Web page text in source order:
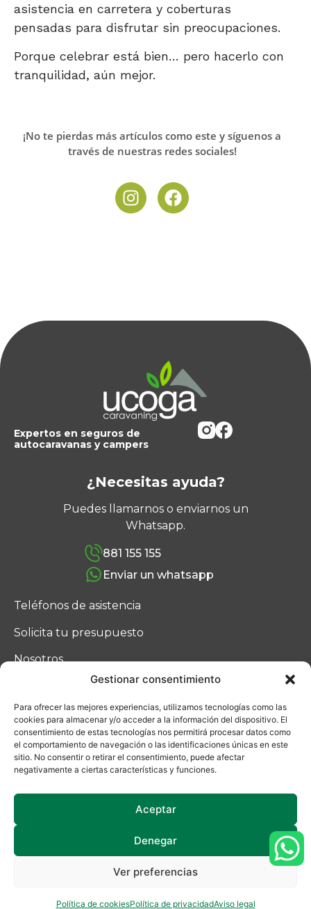
Gestionar consentimiento
Para ofrecer las mejores experiencias, utilizamos tecnologías como las
cookies para almacenar y/o acceder a la información del dispositivo. El
consentimiento de estas tecnologías nos permitirá procesar datos como
el comportamiento de navegación o las identificaciones únicas en este
sitio. No consentir o retirar el consentimiento, puede afectar
negativamente a ciertas características y funciones.
Aceptar
Denegar
Ver preferencias
Política de cookiesPolítica de privacidadAviso legal
asistencia en carretera y coberturas
pensadas para disfrutar sin preocupaciones.
Porque celebrar está bien… pero hacerlo con
tranquilidad, aún mejor.
¡No te pierdas más artículos como este y síguenos a
través de nuestras redes sociales!
¿Necesitas ayuda?
Expertos en seguros de
autocaravanas y campers
¿Necesitas ayuda?
Puedes llamarnos o enviarnos un
Whatsapp.
881 155 155
Enviar un whatsapp
Teléfonos de asistencia
Solicita tu presupuesto
Nosotros
Contacto
Ucoga © 2025
Política de privacidad |Aviso Legal| Uso de cookies
Made with ♡ byLa Ruta Roja